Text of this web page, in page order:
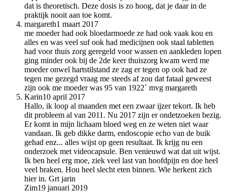
dat is theoretisch. Deze dosis is zo hoog, dat je daar in de
praktijk nooit aan toe komt.
margareth1 maart 2017
me moeder had ook bloedarmoede ze had ook vaak kou en
alles en was veel suf ook had medicijnen ook staal tabletten
had voor thuis zorg geregeld voor wassen en aankleden lopen
ging minder ook bij de 2de keer thuiszorg kwam werd me
moeder onwel hartstilstand ze zag er tegen op ook had ze
tegen me gezegd vraag me steeds af zou dat fataal geweest
zijn ook me moeder was 95 van 1922´ mvg margareth
Karin10 april 2017
Hallo, ik loop al maanden met een zwaar ijzer tekort. Ik heb
dit probleem al van 2011. Nu 2017 zijn er ondetzoeken bezig.
Er komt in mijn lichaam bloed weg en ze weten niet waar
vandaan. Ik geb dikke darm, endoscopie echo van de buik
gehad enz... alles wijst op geen resultaat. Ik krijg nu een
onderzoek met videocapsule. Ben venieuwd wat dat uit wijst.
Ik ben heel erg moe, ziek veel last van hoofdpijn en doe heel
veel braken. Hou heel slecht eten binnen. Wie herkent zich
hier in. Grt jarin
Zim19 januari 2019